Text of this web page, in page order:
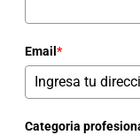
Email *
Categoria